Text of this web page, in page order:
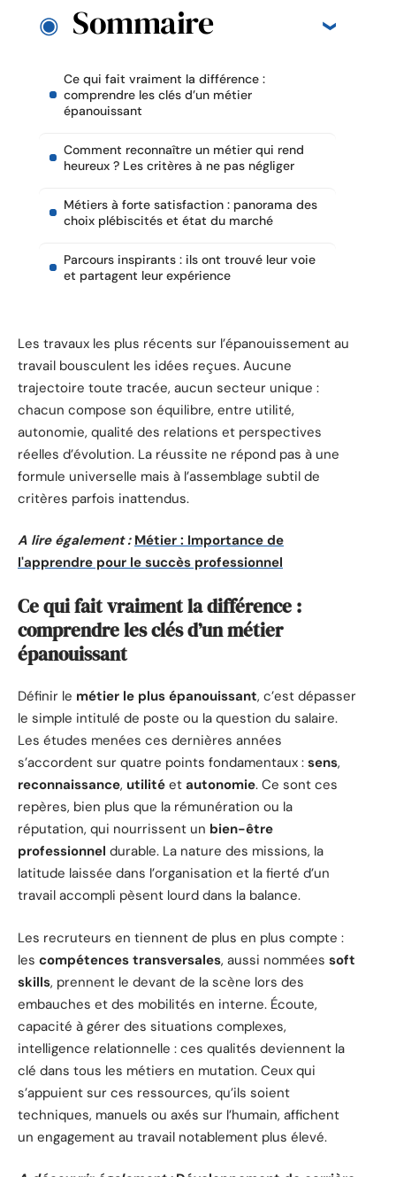
Sommaire
Ce qui fait vraiment la différence :
comprendre les clés d’un métier
épanouissant
Comment reconnaître un métier qui rend
heureux ? Les critères à ne pas négliger
Métiers à forte satisfaction : panorama des
choix plébiscités et état du marché
Parcours inspirants : ils ont trouvé leur voie
et partagent leur expérience
Les travaux les plus récents sur l’épanouissement au
travail bousculent les idées reçues. Aucune
trajectoire toute tracée, aucun secteur unique :
chacun compose son équilibre, entre utilité,
autonomie, qualité des relations et perspectives
réelles d’évolution. La réussite ne répond pas à une
formule universelle mais à l’assemblage subtil de
critères parfois inattendus.
A lire également : Métier : Importance de
l'apprendre pour le succès professionnel
Ce qui fait vraiment la différence :
comprendre les clés d’un métier
épanouissant
Définir le métier le plus épanouissant, c’est dépasser
le simple intitulé de poste ou la question du salaire.
Les études menées ces dernières années
s’accordent sur quatre points fondamentaux : sens,
reconnaissance, utilité et autonomie. Ce sont ces
repères, bien plus que la rémunération ou la
réputation, qui nourrissent un bien-être
professionnel durable. La nature des missions, la
latitude laissée dans l’organisation et la fierté d’un
travail accompli pèsent lourd dans la balance.
Les recruteurs en tiennent de plus en plus compte :
les compétences transversales, aussi nommées soft
skills, prennent le devant de la scène lors des
embauches et des mobilités en interne. Écoute,
capacité à gérer des situations complexes,
intelligence relationnelle : ces qualités deviennent la
clé dans tous les métiers en mutation. Ceux qui
s’appuient sur ces ressources, qu’ils soient
techniques, manuels ou axés sur l’humain, affichent
un engagement au travail notablement plus élevé.